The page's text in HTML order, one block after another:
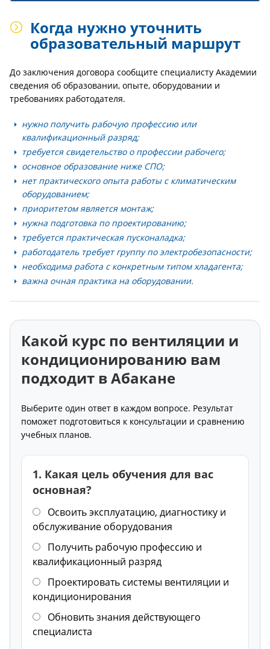
Когда нужно уточнить
образовательный маршрут
До заключения договора сообщите специалисту Академии
сведения об образовании, опыте, оборудовании и
требованиях работодателя.
нужно получить рабочую профессию или
квалификационный разряд;
требуется свидетельство о профессии рабочего;
основное образование ниже СПО;
нет практического опыта работы с климатическим
оборудованием;
приоритетом является монтаж;
нужна подготовка по проектированию;
требуется практическая пусконаладка;
работодатель требует группу по электробезопасности;
необходима работа с конкретным типом хладагента;
важна очная практика на оборудовании.
Какой курс по вентиляции и
кондиционированию вам
подходит в Абакане
Выберите один ответ в каждом вопросе. Результат
поможет подготовиться к консультации и сравнению
учебных планов.
1. Какая цель обучения для вас
основная?
Освоить эксплуатацию, диагностику и
обслуживание оборудования
Получить рабочую профессию и
квалификационный разряд
Проектировать системы вентиляции и
кондиционирования
Обновить знания действующего
специалиста